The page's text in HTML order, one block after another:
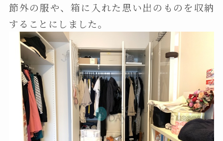
節外の服や、箱に入れた思い出のものを収納
することにしました。